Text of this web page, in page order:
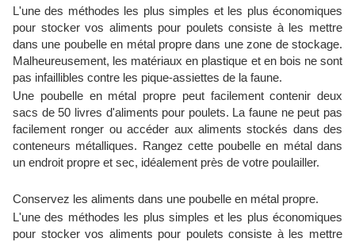
L'une des méthodes les plus simples et les plus économiques
pour stocker vos aliments pour poulets consiste à les mettre
dans une poubelle en métal propre dans une zone de stockage.
Malheureusement, les matériaux en plastique et en bois ne sont
pas infaillibles contre les pique-assiettes de la faune.
Une poubelle en métal propre peut facilement contenir deux
sacs de 50 livres d'aliments pour poulets. La faune ne peut pas
facilement ronger ou accéder aux aliments stockés dans des
conteneurs métalliques. Rangez cette poubelle en métal dans
un endroit propre et sec, idéalement près de votre poulailler.
Conservez les aliments dans une poubelle en métal propre.
L'une des méthodes les plus simples et les plus économiques
pour stocker vos aliments pour poulets consiste à les mettre